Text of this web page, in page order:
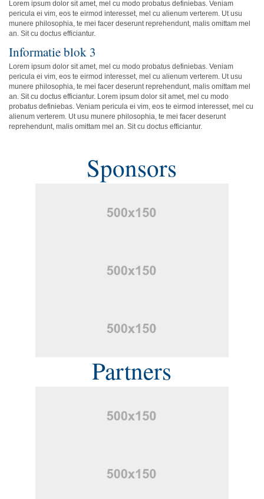
Lorem ipsum dolor sit amet, mel cu modo probatus definiebas. Veniam
pericula ei vim, eos te eirmod interesset, mel cu alienum verterem. Ut usu
munere philosophia, te mei facer deserunt reprehendunt, malis omittam mel
an. Sit cu doctus efficiantur.
Informatie blok 3
Lorem ipsum dolor sit amet, mel cu modo probatus definiebas. Veniam
pericula ei vim, eos te eirmod interesset, mel cu alienum verterem. Ut usu
munere philosophia, te mei facer deserunt reprehendunt, malis omittam mel
an. Sit cu doctus efficiantur. Lorem ipsum dolor sit amet, mel cu modo
probatus definiebas. Veniam pericula ei vim, eos te eirmod interesset, mel cu
alienum verterem. Ut usu munere philosophia, te mei facer deserunt
reprehendunt, malis omittam mel an. Sit cu doctus efficiantur.
Sponsors
Partners